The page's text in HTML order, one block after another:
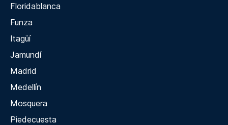
Floridablanca
Funza
Itagüí
Jamundí
Madrid
Medellín
Mosquera
Piedecuesta